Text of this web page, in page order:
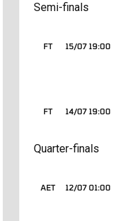
Semi-finals
15/07 19:00
FT
14/07 19:00
FT
Quarter-finals
12/07 01:00
AET